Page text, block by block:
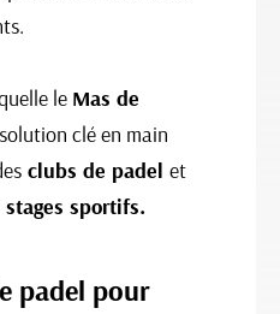
le Mas de
clé en main
clubs de padel et
sportifs.
padel pour